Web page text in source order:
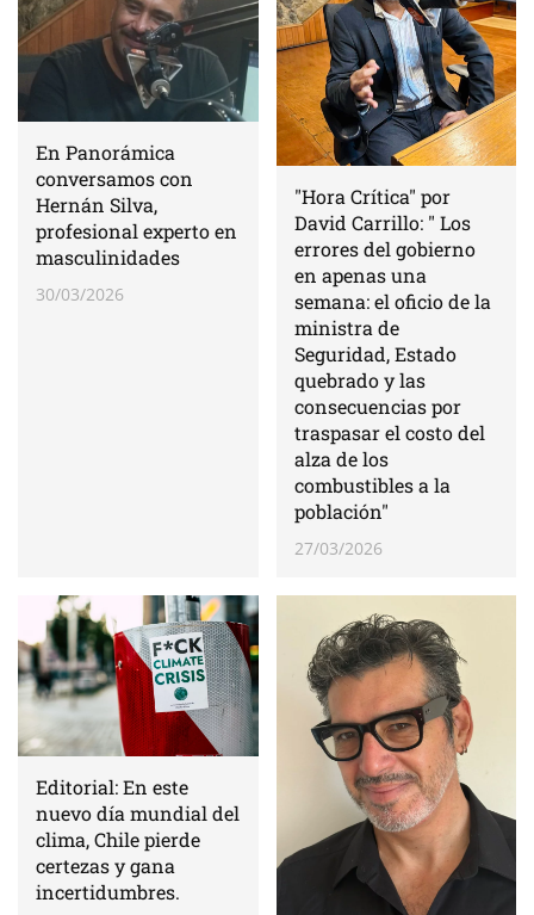
En Panorámica
conversamos con
Hernán Silva,
profesional experto en
masculinidades
30/03/2026
"Hora Crítica" por
David Carrillo: " Los
errores del gobierno
en apenas una
semana: el oficio de la
ministra de
Seguridad, Estado
quebrado y las
consecuencias por
traspasar el costo del
alza de los
combustibles a la
población"
27/03/2026
Editorial: En este
nuevo día mundial del
clima, Chile pierde
certezas y gana
incertidumbres.